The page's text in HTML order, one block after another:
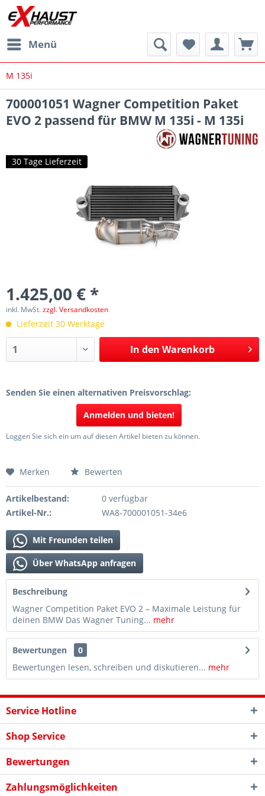
Menü
M 135i
700001051 Wagner Competition Paket
EVO 2 passend für BMW M 135i - M 135i
30 Tage Lieferzeit
1.425,00 € *
inkl. MwSt.zzgl. Versandkosten
Lieferzeit 30 Werktage
In den Warenkorb
Senden Sie einen alternativen Preisvorschlag:
Anmelden und bieten!
Loggen Sie sich ein um auf diesen Artikel bieten zu können.
Merken Bewerten
Artikelbestand:
0 verfügbar
Artikel-Nr.:
WA8-700001051-34e6
Mit Freunden teilen
Über WhatsApp anfragen
Beschreibung
Wagner Competition Paket EVO 2 – Maximale Leistung für
deinen BMW Das Wagner Tuning... mehr
Bewertungen
0
Bewertungen lesen, schreiben und diskutieren... mehr
Service Hotline
Shop Service
Bewertungen
Zahlungsmöglichkeiten